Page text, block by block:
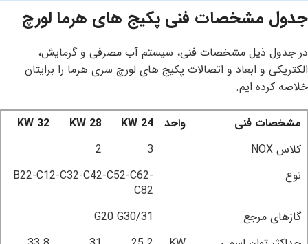
جدول مشخصات فنی پکیج های هرما لورچ
در جدول ذیل مشخصات فنی، سیستم آب مصرفی و گرمایش،
الکتریکی و ابعاد و اتصالات پکیج های لورچ سری هرما را برایتان
خلاصه کرده ایم.
مشخصات فنی واحد 24 KW
28 KW
32 KW
کلاس NOX
3
2
نوع
B22-C12-C32-C42-C52-C62-
C82
گازهای مرجع
G20 G30/31